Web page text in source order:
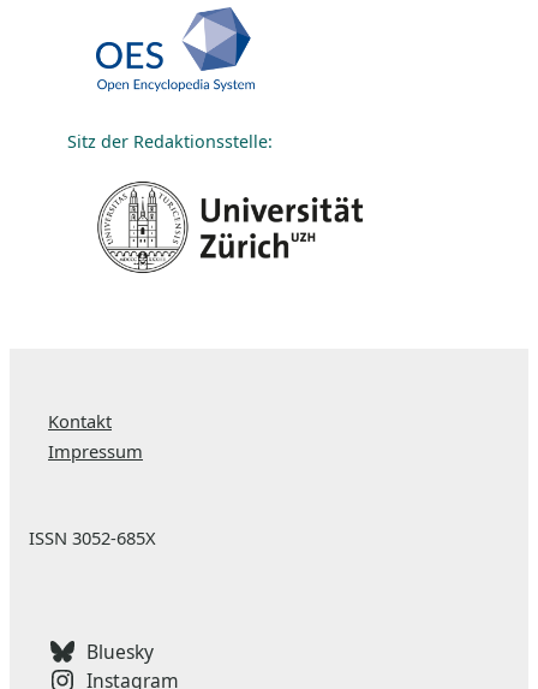
Sitz der Redaktionsstelle:
Kontakt
Impressum
ISSN 3052-685X
Bluesky
Instagram